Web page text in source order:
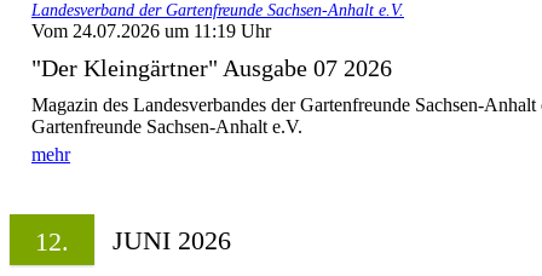
Landesverband der Gartenfreunde Sachsen-Anhalt e.V.
Vom 24.07.2026 um 11:19 Uhr
"Der Kleingärtner" Ausgabe 07 2026
Magazin des Landesverbandes der Gartenfreunde Sachsen-
Gartenfreunde Sachsen-Anhalt e.V.
mehr
12. JUNI 2026